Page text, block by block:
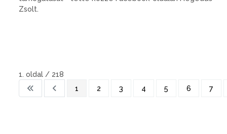
Zsolt.
1. oldal / 218
1
2 3 4 5 6 7